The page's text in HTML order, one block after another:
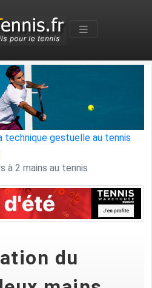
technique gestuelle au tennis
à 2 mains au tennis
du